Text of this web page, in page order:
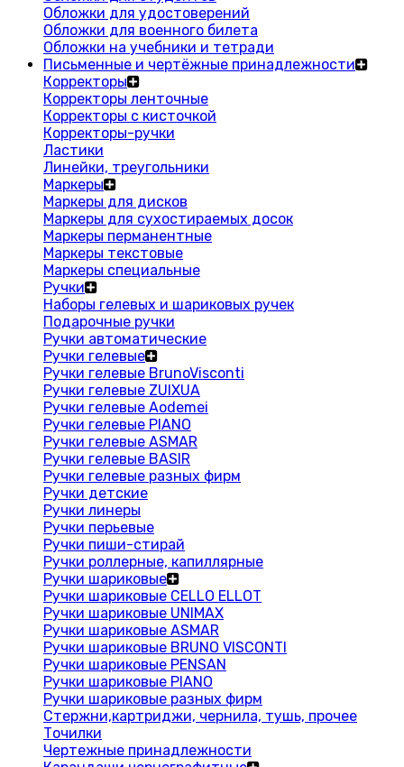
Обложки для удостоверений
Обложки для военного билета
Обложки на учебники и тетради
Письменные и чертёжные принадлежности
Корректоры
Корректоры ленточные
Корректоры с кисточкой
Корректоры-ручки
Ластики
Линейки, треугольники
Маркеры
Маркеры для дисков
Маркеры для сухостираемых досок
Маркеры перманентные
Маркеры текстовые
Маркеры специальные
Ручки
Наборы гелевых и шариковых ручек
Подарочные ручки
Ручки автоматические
Ручки гелевые
Ручки гелевые BrunoVisconti
Ручки гелевые ZUIXUA
Ручки гелевые Aodemei
Ручки гелевые PIANO
Ручки гелевые ASMAR
Ручки гелевые BASIR
Ручки гелевые разных фирм
Ручки детские
Ручки линеры
Ручки перьевые
Ручки пиши-стирай
Ручки роллерные, капиллярные
Ручки шариковые
Ручки шариковые CELLO ELLOT
Ручки шариковые UNIMAX
Ручки шариковые ASMAR
Ручки шариковые BRUNO VISCONTI
Ручки шариковые PENSAN
Ручки шариковые PIANO
Ручки шариковые разных фирм
Стержни,картриджи, чернила, тушь, прочее
Точилки
Чертежные принадлежности